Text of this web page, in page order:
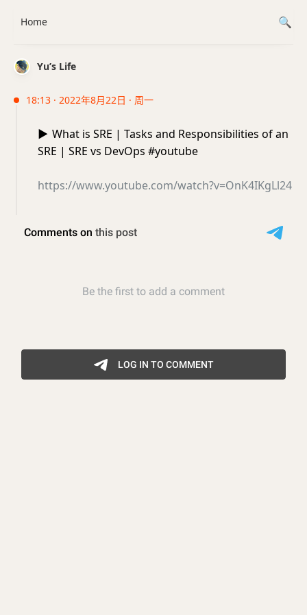
Yu’s Life
18:13 · 2022年8月22日 · 周一
▶️ What is SRE | Tasks and Responsibilities of an
SRE | SRE vs DevOps #youtube
https://www.youtube.com/watch?v=OnK4IKgLl24
Home